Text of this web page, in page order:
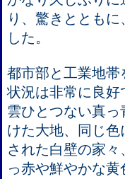
り、驚きととも
した。
都市部と工業地
状況は非常に良好
雲ひとつない真
けた大地、同じ
された白壁の家
っ赤や鮮やかな